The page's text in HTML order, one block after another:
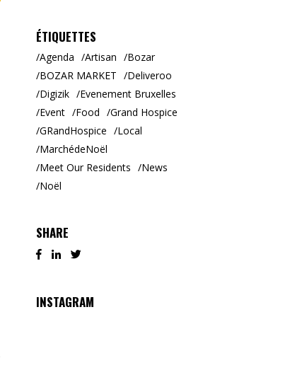
ÉTIQUETTES
Agenda Artisan
Bozar
BOZAR MARKET
Deliveroo
Digizik
Evenement Bruxelles
Event
Food
Grand Hospice
GRandHospice
Local
MarchédeNoël
Meet Our Residents
News
Noël
SHARE
INSTAGRAM